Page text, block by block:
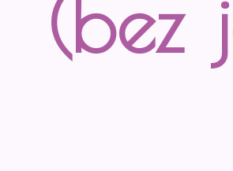
(bez